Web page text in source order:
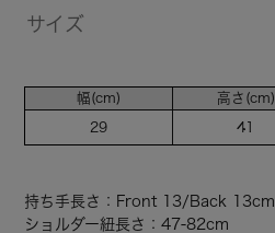
サイズ
幅(cm)
29
高さ(cm)
41
持ち手長さ：Front 13/Back 13cm
ショルダー紐長さ：47-82cm